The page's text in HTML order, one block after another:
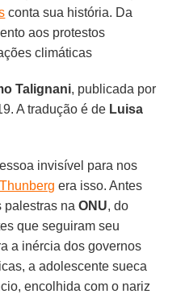
conta sua história. Da
aos protestos
climáticas
Talignani, publicada por
A tradução é de Luisa
invisível para nos
era isso. Antes
palestras naONU, do
que seguiram seu
a inércia dos governos
a adolescente sueca
encolhida com o nariz